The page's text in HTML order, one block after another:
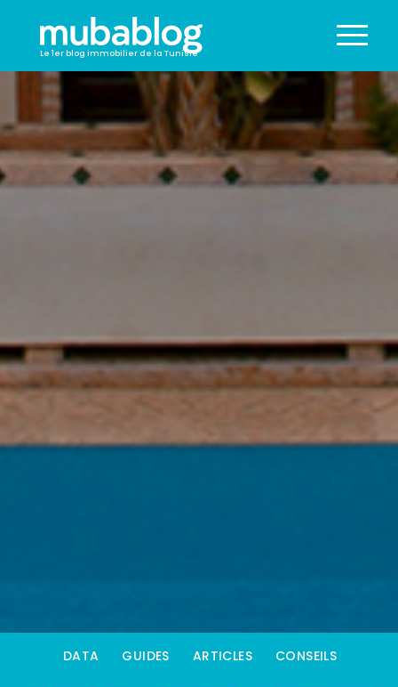
Le 1er blog immobilier de la Tunisie
DATA GUIDES ARTICLES CONSEILS